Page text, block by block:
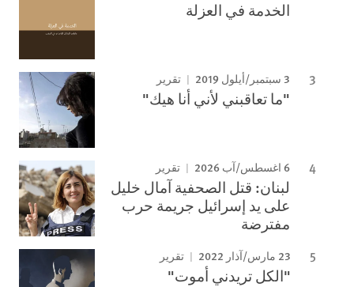
الخدمة في العزلة
3 سبتمبر/أيلول 2019 تقرير
"ما تعاقبني لأني أنا هيك"
6 اغسطس/آب 2026 تقرير
لبنان: قتل الصحفية آمال خليل
على يد إسرائيل جريمة حرب
مفترضة
23 مارس/آذار 2022 تقرير
"الكل تريدني أموت"